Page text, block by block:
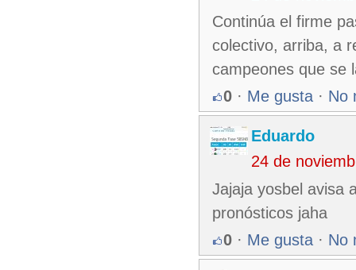
Continúa el firme
colectivo, arriba, a
campeones que se
0 · Me gusta · No
Eduardo
24 de
Jajaja yosbel avisa
pronósticos jaha
0 · Me gusta · No